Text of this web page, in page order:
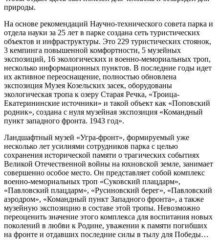
природы.
На основе рекомендаций Научно-технического совета парка и
отдела науки за 25 лет в парке создана сеть туристических
объектов и инфраструктуры. Это 229 туристических стоянок,
3 кемпинга повышенной комфортности, 5 музейных
экспозиций, 16 экологических и военно-мемориальных троп,
несколько информационных пунктов. В последние годы идет
их активное переоснащение, полностью обновлена
экспозиция Музея Козельских засек, оборудованы
экологическая тропа к озеру Старая Речка, «Троица-
Екатерининские источники» и такой объект как «Поповский
родник», создана с нуля музейная экспозиция «Командный
пункт западного фронта. 1943 год».
Ландшафтный музей «Угра-фронт», формируемый уже
несколько лет усилиями сотрудников парка с целью
сохранения исторической памяти о трагических событиях
Великой Отечественной войны на юхновской земле, занимает
совершенно особое место. Он представляет собой комплекс
военно-мемориальных троп «Суковский плацдарм»,
«Павловский плацдарм», «Русиновский берег», «Павловский
аэродром», «Командный пункт Западного фронта», а также
музейную экспозицию в составе этой тропы. Невозможно
переоценить значение этого комплекса для воспитания новых
поколений в любви к Родине, уважении к памяти погибших
на фронте и отдавших последние силы в тылу для Победы…